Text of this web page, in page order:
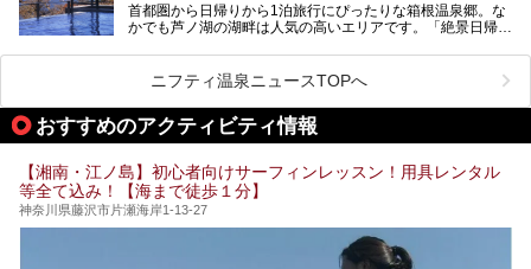
業」「駅近」など、目的別に厳選して紹介します。
今の気分にぴったりの施設を見つけて、最高のリフレッシュ
昭和の日本を代表する建築家の一人、村野藤吾が芦ノ湖の畔
に建てた桃源郷のようなホテルがここ。自家源泉の温泉や、
提供元：株式会社西武・プリンスホテルズワールドワイド
【PR】
この記事はザ・プリンス 箱根芦ノ湖のPR記事です。
首都圏から日帰りから1泊旅行にぴったりな箱根温泉郷。な
かでも芦ノ湖の湖畔は人気の高いエリアです。「絶景日帰り
が楽しめるまさに眺望自慢の日帰り温泉。
そしてここは全24室の「箱根 芦ノ湖畔蛸川温泉 龍宮殿」と
して宿泊もできます。宿泊者は「龍宮殿本館」の営業時間に
加えて、朝6時からの宿泊者専用時間帯にも「龍宮殿本館」
のお風呂が利用できます。
今回は日帰り温泉としての「絶景日帰り温泉 龍宮殿本館
（以下、龍宮殿本館）」と、旅館としての「箱根 芦ノ湖畔
蛸川温泉 龍宮殿（以下、龍宮殿）」の両方の魅力をたっぷ
りお伝えします！
ここは箱根神社、九頭龍神社、白龍神社、箱根元宮と箱根の
4つの神社に囲まれたパワースポットです。
ニフティ温泉ニュースTOPへ
おすすめのアクティビティ情報
【湘南・江ノ島】初心者向けサーフィンレッスン！用具レンタル
等全て込み！【海まで徒歩１分】
神奈川県藤沢市片瀬海岸1-13-27